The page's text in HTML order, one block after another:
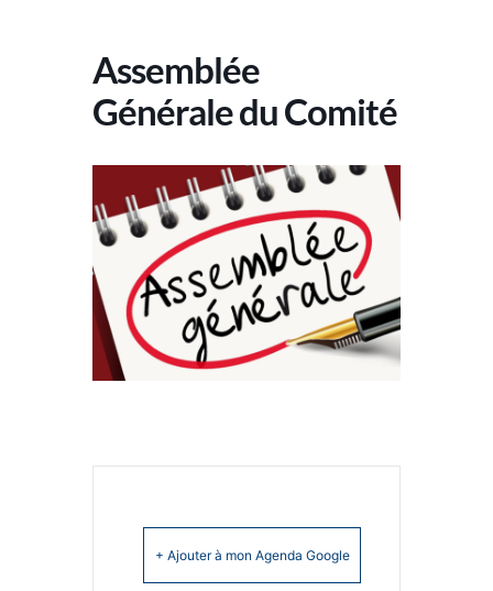
Assemblée
Générale du Comité
+ Ajouter à mon Agenda Google